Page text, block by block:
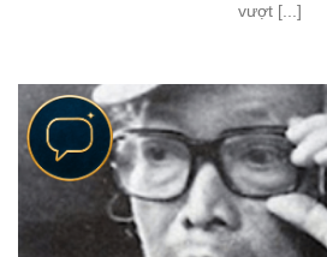
vượt [...]